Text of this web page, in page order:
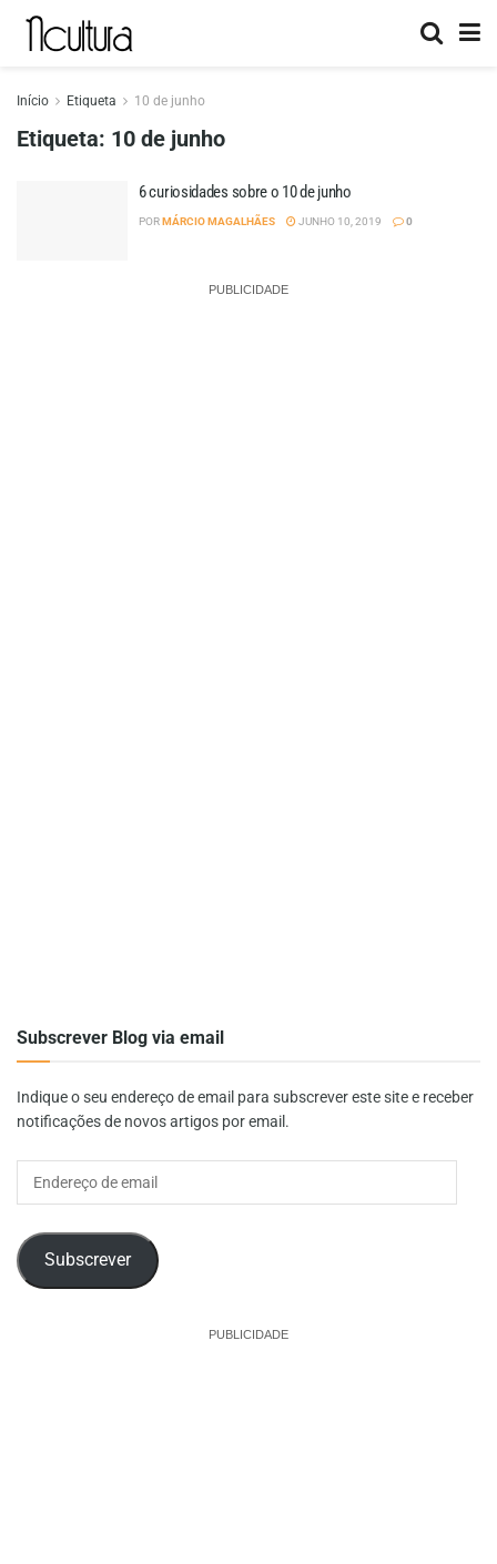
Início Etiqueta 10 de junho
Etiqueta: 10 de junho
6 curiosidades sobre o 10 de junho
PORMÁRCIO MAGALHÃES JUNHO 10, 2019 0
PUBLICIDADE
Subscrever Blog via email
Indique o seu endereço de email para subscrever este site e receber
notificações de novos artigos por email.
Subscrever
PUBLICIDADE